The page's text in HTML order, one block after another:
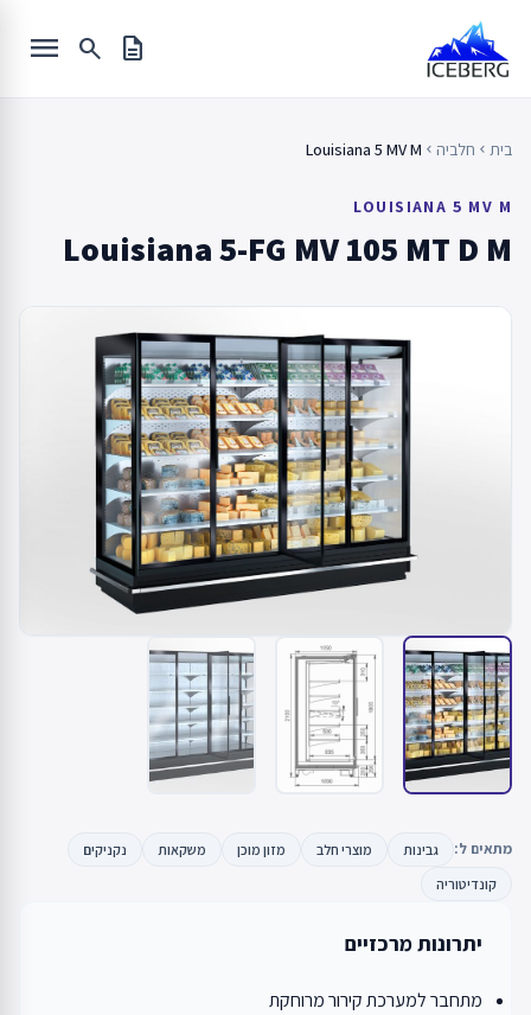
content
description
search
menu
בית chevron_left חלביה chevron_left
Louisiana 5 MV M
LOUISIANA 5 MV M
Louisiana 5-FG MV 105 MT D M
מתאים ל: גבינות מוצרי חלב מזון מוכן משקאות
נקניקים
קונדיטוריה
יתרונות מרכזיים
מתחבר למערכת קירור מרוחקת